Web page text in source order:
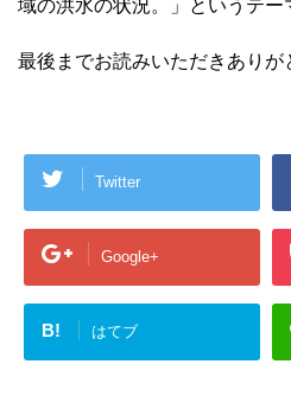
域の洪水の状況。」というテー
最後までお読みいただきありが
Twitter
Google+
B! はてブ